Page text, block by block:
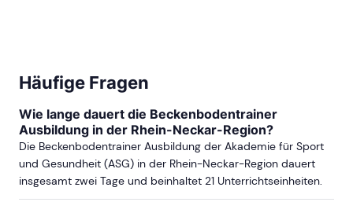
Häufige Fragen
Wie lange dauert die Beckenbodentrainer
Ausbildung in der Rhein-Neckar-Region?
Die Beckenbodentrainer Ausbildung der Akademie für Sport
und Gesundheit (ASG) in der Rhein-Neckar-Region dauert
insgesamt zwei Tage und beinhaltet 21 Unterrichtseinheiten.